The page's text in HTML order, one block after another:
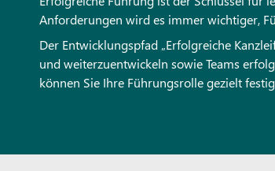
Anforderungen wird es immer wichtiger,
Der Entwicklungspfad „Erfolgreiche
und weiterzuentwickeln sowie Teams
können Sie Ihre Führungsrolle gezielt